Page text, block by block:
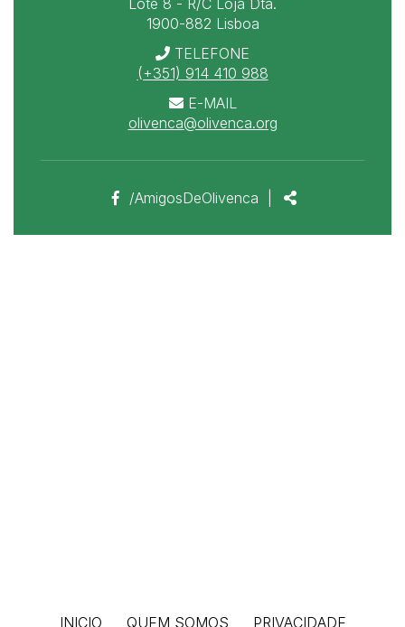
Lote 8 - R/C Loja Dta.
1900-882 Lisboa
TELEFONE
(+351) 914 410 988
E-MAIL
olivenca@olivenca.org
Link
a
/AmigosDeOlivenca
INICIO QUEM SOMOS PRIVACIDADE